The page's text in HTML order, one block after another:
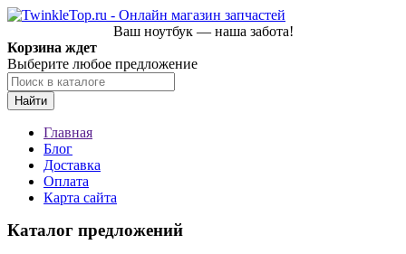
Ваш ноутбук — наша забота!
Корзина ждет
Выберите любое предложение
Найти
Главная
Блог
Доставка
Оплата
Карта сайта
Каталог предложений